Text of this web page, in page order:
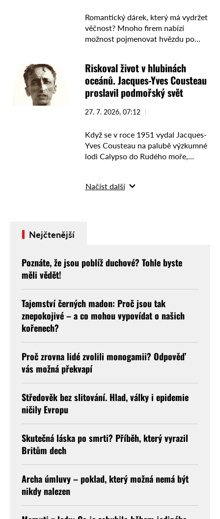
Romantický dárek, který má vydržet
věčnost? Mnoho firem nabízí
možnost pojmenovat hvězdu po
hlediska astronomie však žádnou
oficiální platnost nemá. …
Riskoval život v hlubinách
oceánů. Jacques-Yves Cousteau
proslavil podmořský svět
27. 7. 2026, 07:12
Když se v roce 1951 vydal Jacques-
Yves Cousteau na palubě výzkumné
lodi Calypso do Rudého moře,
průkopnické technice, odvážným
Načíst další
Nejčtenější
Poznáte, že jsou poblíž duchové? Tohle byste
měli vědět!
Tajemství černých madon: Proč jsou tak
znepokojivé – a co mohou vypovídat o našich
kořenech?
Proč zrovna lidé zvolili monogamii? Odpověď
vás možná překvapí
Středověk bez slitování. Hlad, války i epidemie
ničily Evropu
Skutečná láska po smrti? Příběh, který vyrazil
Britům dech
Archa úmluvy – poklad, který možná nemá být
nikdy nalezen